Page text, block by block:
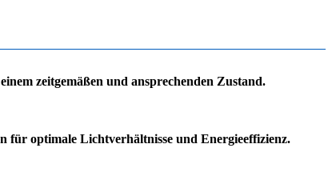
zeitgemäßen und ansprechenden Zustand.
für optimale Lichtverhältnisse und Energieeffizienz.